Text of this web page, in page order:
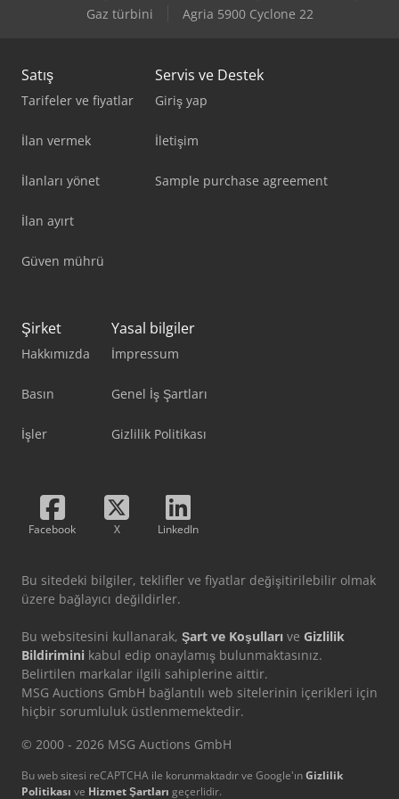
Gaz türbini
Agria 5900 Cyclone 22
Satış
Tarifeler ve fiyatlar
İlan vermek
İlanları yönet
İlan ayırt
Güven mührü
Servis ve Destek
Giriş yap
İletişim
Sample purchase agreement
Şirket
Hakkımızda
Basın
İşler
Yasal bilgiler
İmpressum
Genel İş Şartları
Gizlilik Politikası
Facebook X LinkedIn
Bu sitedeki bilgiler, teklifler ve fiyatlar değişitirilebilir olmak
üzere bağlayıcı değildirler.
Bu websitesini kullanarak, Şart ve Koşulları ve Gizlilik
Bildirimini kabul edip onaylamış bulunmaktasınız.
Belirtilen markalar ilgili sahiplerine aittir.
MSG Auctions GmbH bağlantılı web sitelerinin içerikleri için
hiçbir sorumluluk üstlenmemektedir.
© 2000 - 2026 MSG Auctions GmbH
Bu web sitesi reCAPTCHA ile korunmaktadır ve Google'ınGizlilik
Politikası ve Hizmet Şartları geçerlidir.